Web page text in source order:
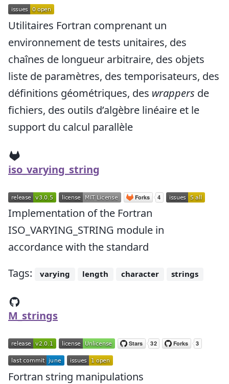
Utilitaires Fortran comprenant un
environnement de tests unitaires, des
chaînes de longueur arbitraire, des objets
liste de paramètres, des temporisateurs, des
définitions géométriques, des wrappers de
fichiers, des outils d’algèbre linéaire et le
support du calcul parallèle
iso_varying_string
Implementation of the Fortran
ISO_VARYING_STRING module in
accordance with the standard
Tags:
varying length character strings
M_strings
Fortran string manipulations